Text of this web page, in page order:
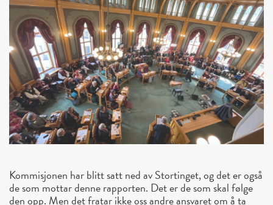
Kommisjonen har blitt satt ned av Stortinget, og det er også
de som mottar denne rapporten. Det er de som skal følge
den opp. Men det fratar ikke oss andre ansvaret om å ta